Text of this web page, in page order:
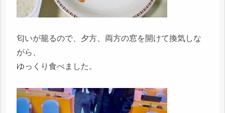
匂いが籠るので、夕方、両方の窓を開けて換気しな
がら、
ゆっくり食べました。